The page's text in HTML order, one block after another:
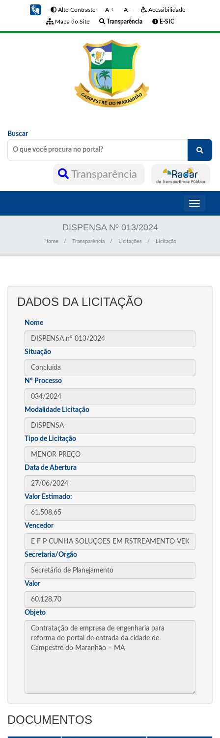
Alto Contraste A + A -
Acessibilidade
Mapa do Site
Transparência E-SIC
Buscar
Transparência
Toggle
DISPENSA Nº 013/2024
Home Transparência Licitações Licitação
DADOS DA LICITAÇÃO
Nome
Situação
Nº Processo
Modalidade Licitação
Tipo de Licitação
Data de Abertura
Valor Estimado:
Vencedor
Secretaria/Orgão
Valor
Objeto
DOCUMENTOS